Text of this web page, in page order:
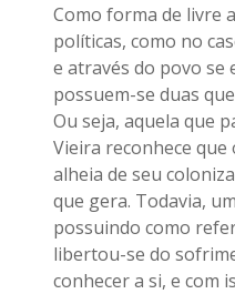
Como forma de livre
políticas, como no
e através do povo se
possuem-se duas
Ou seja, aquela que
Vieira reconhece
alheia de seu
que gera. Todavia,
possuindo como
libertou-se do
conhecer a si, e com